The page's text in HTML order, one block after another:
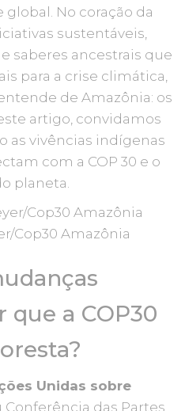
No coração da
sustentáveis,
saberes ancestrais que
para a crise climática,
de Amazônia: os
artigo, convidamos
as vivências indígenas
com a COP 30 e o
planeta.
Cop30 Amazônia
a COP30
Unidas sobre
Conferência das Partes